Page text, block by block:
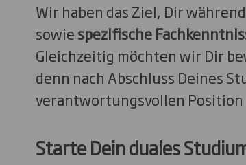
Wir haben das Ziel, Dir
sowiespezifische
Gleichzeitig möchten wir Dir
denn nach Abschluss Deines
verantwortungsvollen
Starte Dein duales